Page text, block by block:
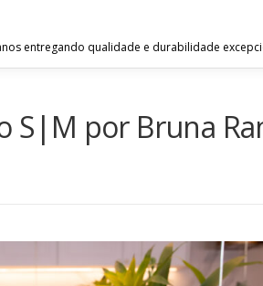
entregando qualidade e durabilidade
S|M por Bruna